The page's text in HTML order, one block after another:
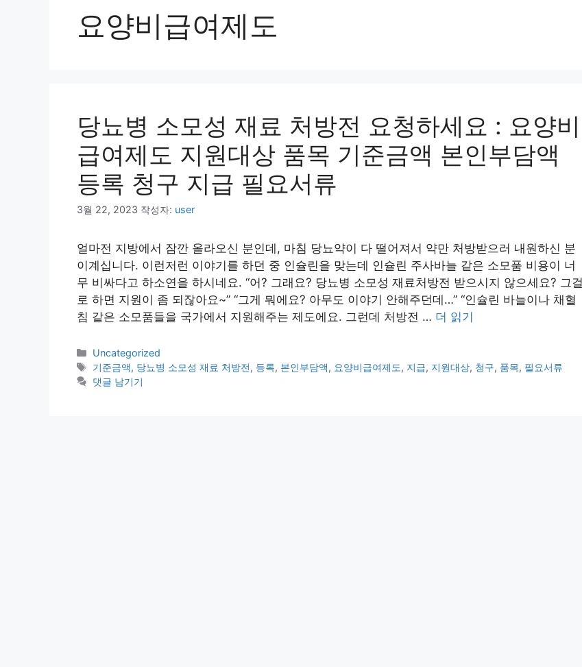
요양비급여제도
당뇨병 소모성 재료 처방전 요청하세요 : 요양비
급여제도 지원대상 품목 기준금액 본인부담액
등록 청구 지급 필요서류
3월 22, 2023 작성자: user
얼마전 지방에서 잠깐 올라오신 분인데, 마침 당뇨약이 다 떨어져서 약만 처방받으러 내원하신 분
이계십니다. 이런저런 이야기를 하던 중 인슐린을 맞는데 인슐린 주사바늘 같은 소모품 비용이 너
무 비싸다고 하소연을 하시네요. “어? 그래요? 당뇨병 소모성 재료처방전 받으시지 않으세요? 그걸
로 하면 지원이 좀 되잖아요~” “그게 뭐에요? 아무도 이야기 안해주던데…” “인슐린 바늘이나 채혈
침 같은 소모품들을 국가에서 지원해주는 제도에요. 그런데 처방전 … 더 읽기
카
테
고
Uncategorized
태
그
기준금액, 당뇨병 소모성 재료 처방전, 등록, 본인부담액, 요양비급여제도, 지급, 지원대상, 청구, 품목, 필요서류
댓글 남기기